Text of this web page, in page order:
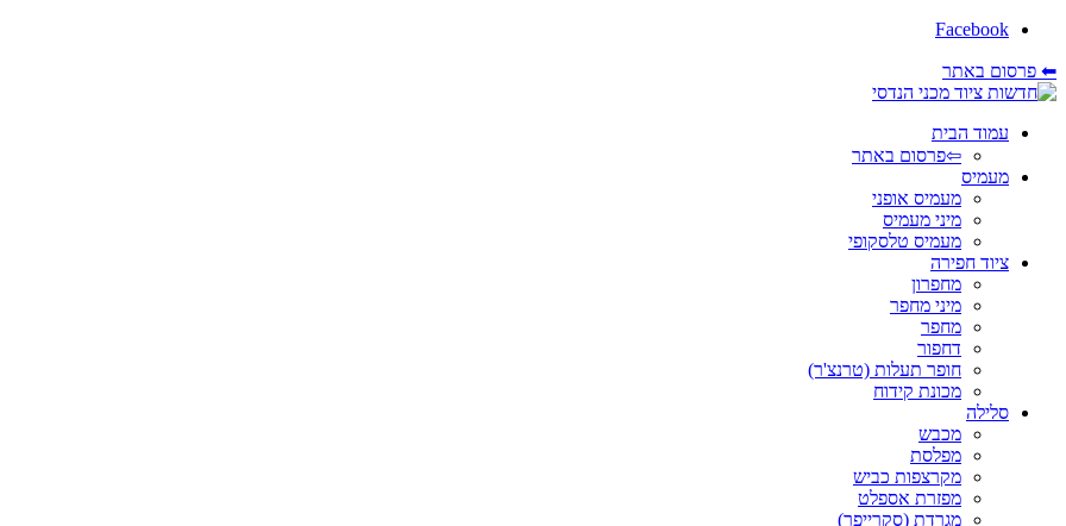
Facebook
⬅ פרסום באתר
עמוד הבית
⇦פרסום באתר
מעמיס
מעמיס אופני
מיני מעמיס
מעמיס טלסקופי
ציוד חפירה
מחפרון
מיני מחפר
מחפר
דחפור
חופר תעלות (טרנצ'ר)
מכונת קידוח
סלילה
מכבש
מפלסת
מקרצפות כביש
מפזרת אספלט
מגרדת (סקרייפר)